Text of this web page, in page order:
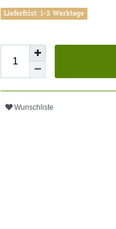
Lieferfrist: 1-2 Werktage
Wunschliste